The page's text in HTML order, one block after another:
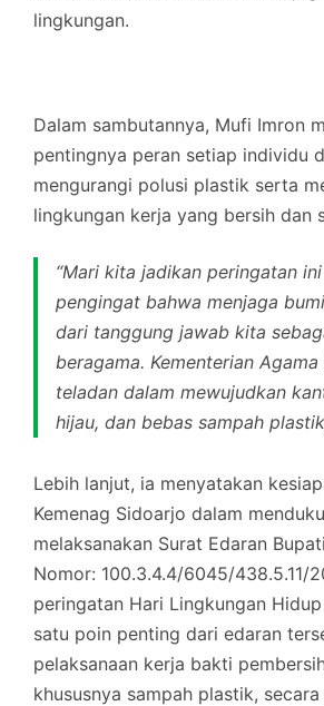
lingkungan.
Dalam sambutannya, Mufi Imron
pentingnya peran setiap individu
mengurangi polusi plastik serta
lingkungan kerja yang bersih dan
“Mari kita jadikan peringatan
pengingat bahwa menjaga
dari tanggung jawab kita
beragama. Kementerian
teladan dalam mewujudkan
hijau, dan bebas sampah
Lebih lanjut, ia menyatakan
Kemenag Sidoarjo dalam
melaksanakan Surat Edaran
Nomor: 100.3.4.4/6045/438.5.11/
peringatan Hari Lingkungan
satu poin penting dari edaran
pelaksanaan kerja bakti
khususnya sampah plastik,